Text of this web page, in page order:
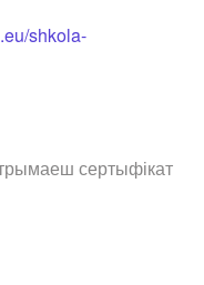
shkola-
сертыфікат